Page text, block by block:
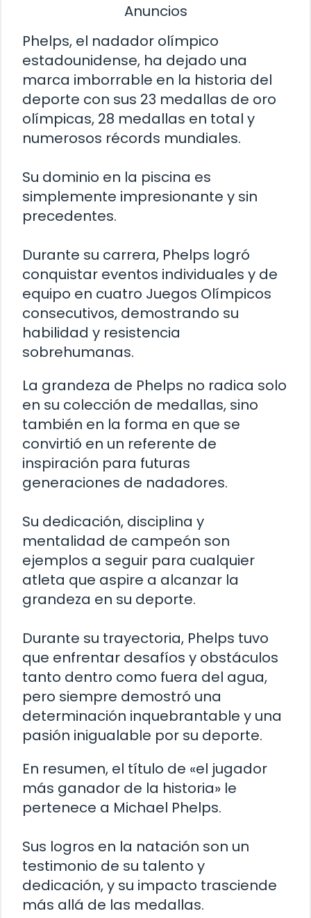
Anuncios
Phelps, el nadador olímpico
estadounidense, ha dejado una
marca imborrable en la historia del
deporte con sus 23 medallas de oro
olímpicas, 28 medallas en total y
numerosos récords mundiales.
Su dominio en la piscina es
simplemente impresionante y sin
precedentes.
Durante su carrera, Phelps logró
conquistar eventos individuales y de
equipo en cuatro Juegos Olímpicos
consecutivos, demostrando su
habilidad y resistencia
sobrehumanas.
La grandeza de Phelps no radica solo
en su colección de medallas, sino
también en la forma en que se
convirtió en un referente de
inspiración para futuras
generaciones de nadadores.
Su dedicación, disciplina y
mentalidad de campeón son
ejemplos a seguir para cualquier
atleta que aspire a alcanzar la
grandeza en su deporte.
Durante su trayectoria, Phelps tuvo
que enfrentar desafíos y obstáculos
tanto dentro como fuera del agua,
pero siempre demostró una
determinación inquebrantable y una
pasión inigualable por su deporte.
En resumen, el título de «el jugador
más ganador de la historia» le
pertenece a Michael Phelps.
Sus logros en la natación son un
testimonio de su talento y
dedicación, y su impacto trasciende
más allá de las medallas.